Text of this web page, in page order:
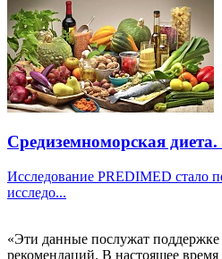
Средиземноморская
Исследование PREDIMED стало
исследо...
«Эти данные послужат
рекомендаций. В настоящее время